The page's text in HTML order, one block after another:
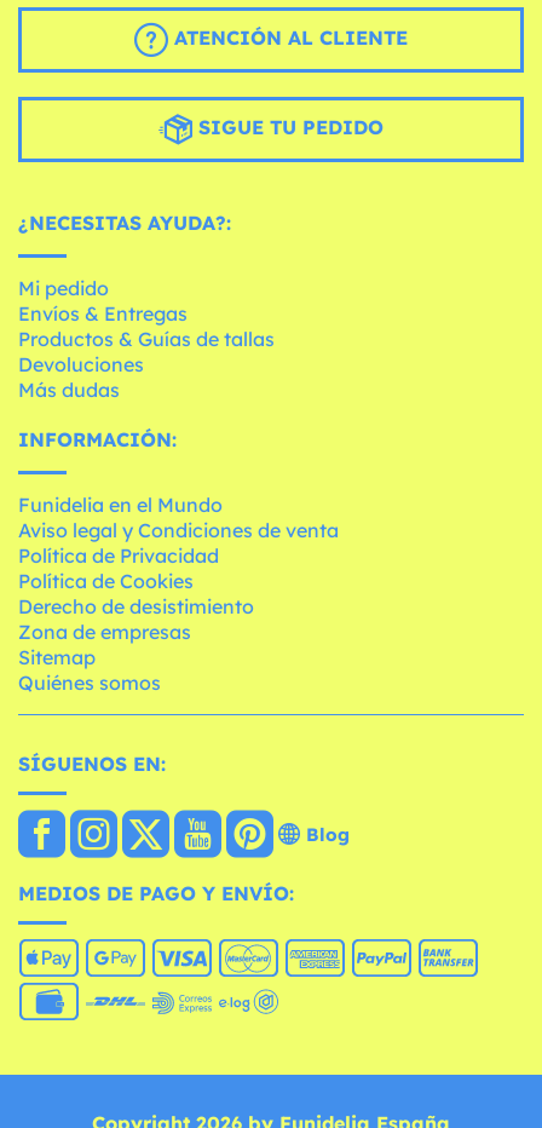
ATENCIÓN AL CLIENTE
SIGUE TU PEDIDO
¿NECESITAS AYUDA?:
Mi pedido
Envíos & Entregas
Productos & Guías de tallas
Devoluciones
Más dudas
INFORMACIÓN:
Funidelia en el Mundo
Aviso legal y Condiciones de venta
Política de Privacidad
Política de Cookies
Derecho de desistimiento
Zona de empresas
Sitemap
Quiénes somos
SÍGUENOS EN:
Blog
MEDIOS DE PAGO Y ENVÍO: